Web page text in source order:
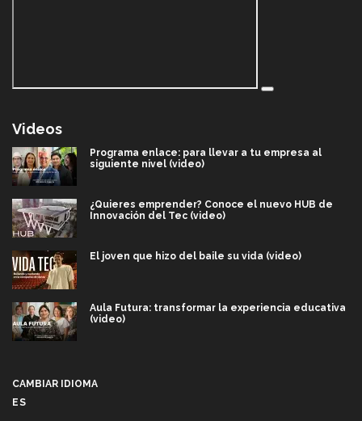
Videos
Programa enlace: para llevar a tu empresa al
siguiente nivel (video)
¿Quieres emprender? Conoce el nuevo HUB de
Innovación del Tec (video)
El joven que hizo del baile su vida (video)
Aula Futura: transformar la experiencia educativa
(video)
CAMBIAR IDIOMA
ES